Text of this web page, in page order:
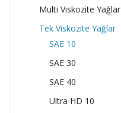
Multi Viskozite Yağlar
Tek Viskozite Yağlar
SAE 10
SAE 30
SAE 40
Ultra HD 10